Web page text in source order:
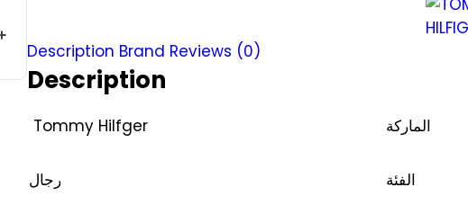
Men
Description Brand Reviews (0)
Description
Tommy Hilfger الماركة
رجال الفئة